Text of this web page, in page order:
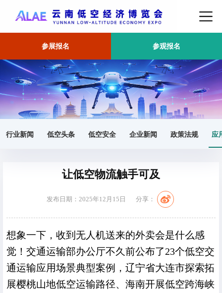
参展报名 参观报名
行业新闻 低空头条 低空安全 企业新闻 政策法规 应
首页 应用场景 正文
让低空物流触手可及
发布日期：2025年12月15日 分享：
想象一下，收到无人机送来的外卖会是什么感
觉！交通运输部办公厅不久前公布了23个低空交
通运输应用场景典型案例，辽宁省大连市探索拓
展樱桃山地低空运输路径、海南开展低空跨海峡